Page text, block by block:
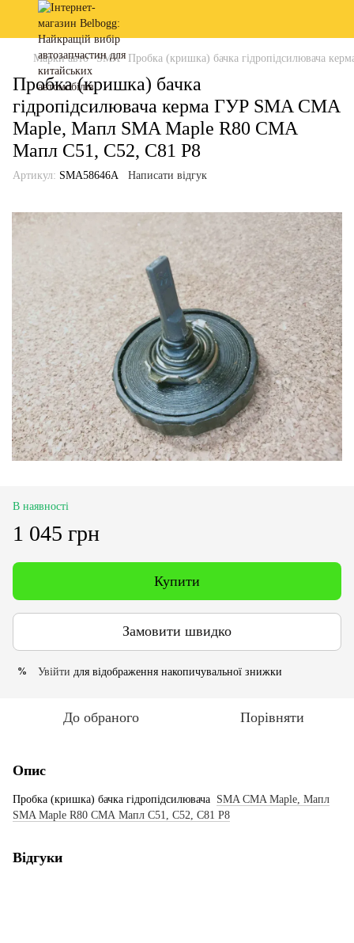
Марки авто SMA Пробка (кришка) бачка гідропідсилювача
Пробка (кришка) бачка
гідропідсилювача керма ГУР SMA CMA
Maple, Мапл SMA Maple R80 СМА
Мапл С51, С52, С81 Р8
Артикул: SMA58646A Написати відгук
В наявності
1 045 грн
Купити
Замовити швидко
% Увійти для відображення накопичувальної знижки
До обраного Порівняти
Опис
Пробка (кришка) бачка гідропідсилювача SMA CMA Maple, Мапл
SMA Maple R80 СМА Мапл С51, С52, С81 Р8
Відгуки